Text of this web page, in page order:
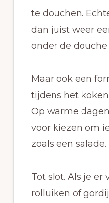
te douchen.
dan juist weer
onder de
Maar ook een
tijdens het
Op warme
voor kiezen om
zoals een salade.
Tot slot. Als je er
rolluiken of